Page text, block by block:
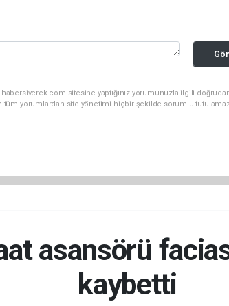
sitesine yaptığınız yorumunuzla ilgili
tüm yorumlardan site yönetimi hiçbir şekilde sorumlu
asansörü
kaybetti